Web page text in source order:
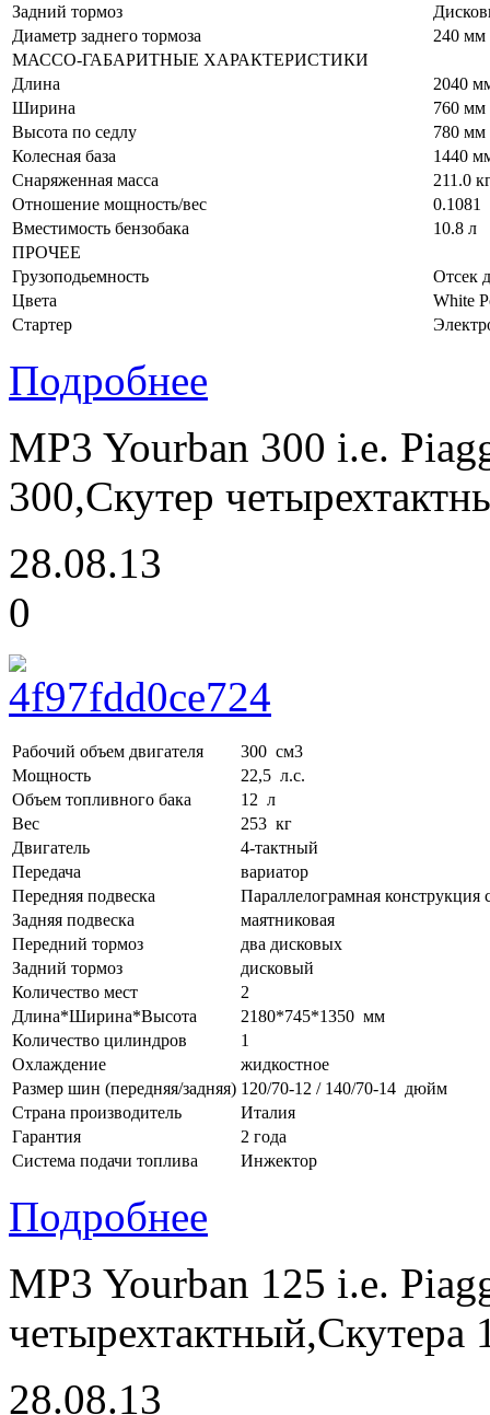
Задний тормоз
Диаметр заднего тормоза
240 мм
МАССО-ГАБАРИТНЫЕ ХАРАКТЕРИСТИКИ
Длина
2040
Ширина
760 мм
Высота по седлу
780 мм
Колесная база
1440
Снаряженная масса
211.0
Отношение мощность/вес
0.1081
Вместимость бензобака
10.8 л
ПРОЧЕЕ
Грузоподьемность
Отсек
Цвета
White
Стартер
Подробнее
MP3 Yourban 300 i.e.
300,Скутер
28.08.13
0
Рабочий объем двигателя
300 см3
Мощность
22,5 л.с.
Объем топливного бака
12 л
Вес
253 кг
Двигатель
4-тактный
Передача
вариатор
Передняя подвеска
Параллелограмная
Задняя подвеска
маятниковая
Передний тормоз
два дисковых
Задний тормоз
дисковый
Количество мест
2
Длина*Ширина*Высота
2180*745*1350 мм
Количество цилиндров
1
Охлаждение
жидкостное
Размер шин (передняя/задняя) 120/70-12 / 140/70-14 дюйм
Страна производитель
Италия
Гарантия
2 года
Система подачи топлива
Инжектор
Подробнее
MP3 Yourban 125 i.e.
четырехтактный,Скутера
28.08.13